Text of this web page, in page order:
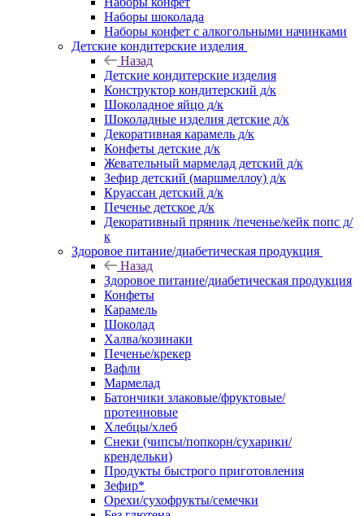
Наборы шоколада
Наборы конфет с алкогольными начинками
Детские кондитерские изделия
Назад
Детские кондитерские изделия
Конструктор кондитерский д/к
Шоколадное яйцо д/к
Шоколадные изделия детские д/к
Декоративная карамель д/к
Конфеты детские д/к
Жевательный мармелад детский д/к
Зефир детский (маршмеллоу) д/к
Круассан детский д/к
Печенье детское д/к
Декоративный пряник /печенье/кейк попс д/
к
Здоровое питание/диабетическая продукция
Назад
Здоровое питание/диабетическая продукция
Конфеты
Карамель
Шоколад
Халва/козинаки
Печенье/крекер
Вафли
Мармелад
Батончики злаковые/фруктовые/
протеиновые
Хлебцы/хлеб
Снеки (чипсы/попкорн/сухарики/
крендельки)
Продукты быстрого приготовления
Зефир*
Орехи/сухофрукты/семечки